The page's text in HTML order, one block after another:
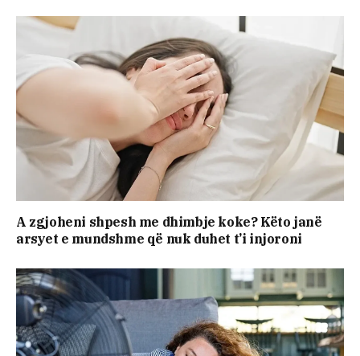
A zgjoheni shpesh me dhimbje koke? Këto janë
arsyet e mundshme që nuk duhet t’i injoroni